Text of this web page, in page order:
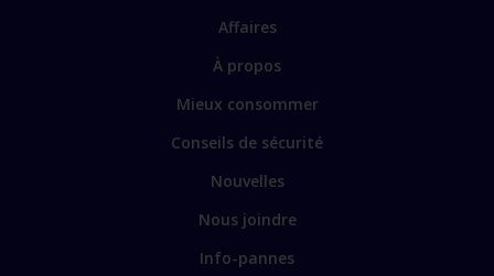
les
principales
Affaires
Lien
certains
sites
À propos
Mieux consommer
Conseils de sécurité
Nouvelles
Nous joindre
Info-pannes